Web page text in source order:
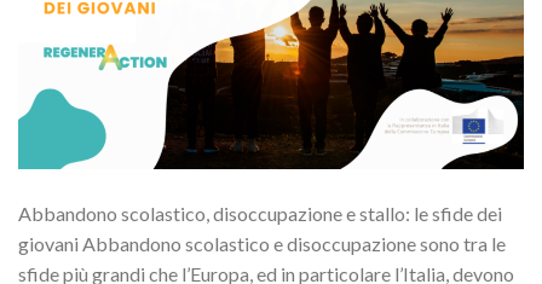
Abbandono scolastico, disoccupazione e stallo: le sfide dei
giovani Abbandono scolastico e disoccupazione sono tra le
sfide più grandi che l’Europa, ed in particolare l’Italia, devono